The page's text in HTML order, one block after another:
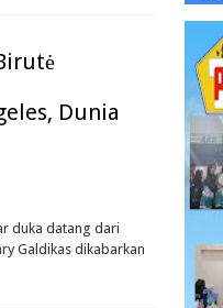
Dunia
duka datang dari
Galdikas dikabarkan